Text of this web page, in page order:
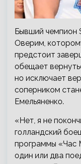
Бывший чемпион
Оверим,
предстоит
обещает
но исключает
соперником
Емельяненко.
«Нет, я не
голландский
программы
один или два